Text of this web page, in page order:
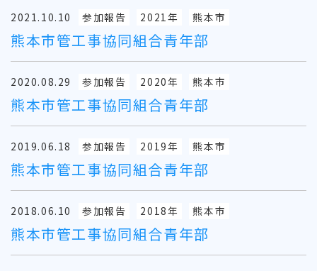
2021.10.10 参加報告 2021年 熊本市
熊本市管工事協同組合青年部
2020.08.29 参加報告 2020年 熊本市
熊本市管工事協同組合青年部
2019.06.18 参加報告 2019年 熊本市
熊本市管工事協同組合青年部
2018.06.10 参加報告 2018年 熊本市
熊本市管工事協同組合青年部